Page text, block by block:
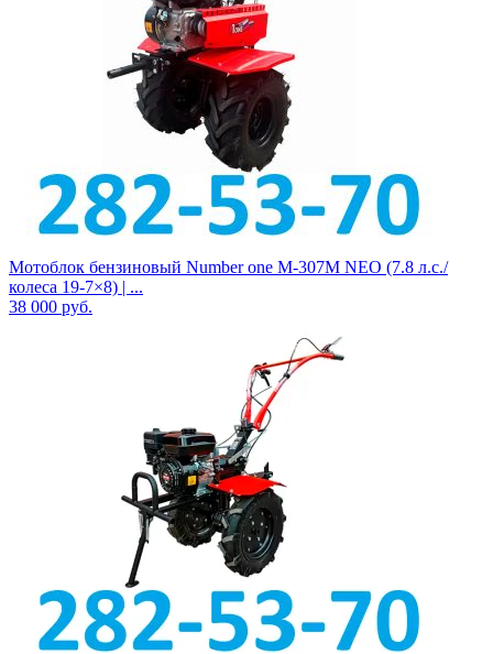
Мотоблок бензиновый Number one М-307M NEO (7.8 л.с./
колеса 19-7×8) | ...
38 000 руб.